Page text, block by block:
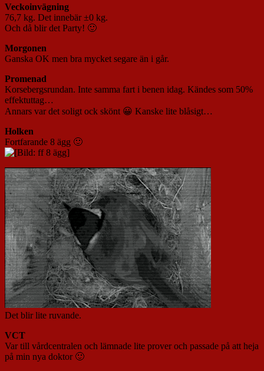
Veckoinvägning
76,7 kg. Det innebär ±0 kg.
Och då blir det Party! 🙂
Morgonen
Ganska OK men bra mycket segare än i går.
Promenad
Korsebergsrundan. Inte samma fart i benen idag. Kändes som 50%
effektuttag…
Annars var det soligt ock skönt 😀 Kanske lite blåsigt…
Holken
Fortfarande 8 ägg 🙂
Det blir lite ruvande.
VCT
Var till vårdcentralen och lämnade lite prover och passade på att heja
på min nya doktor 🙂